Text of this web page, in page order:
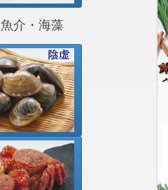
魚介・海藻